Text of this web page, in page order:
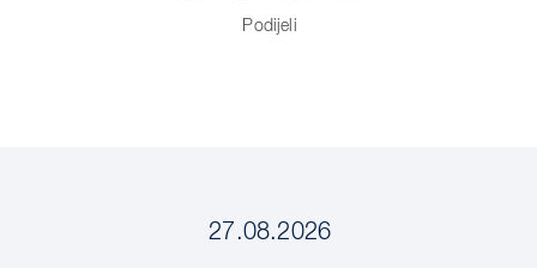
Podijeli
27.08.2026